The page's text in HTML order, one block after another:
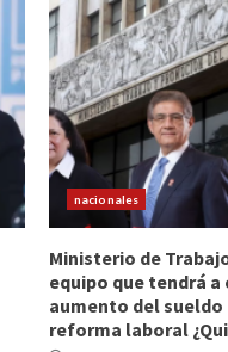
nacionales
Ministerio de
equipo que tendrá a
aumento del sueldo
reforma laboral